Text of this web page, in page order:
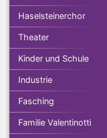
Haselsteinerchor
Theater
Kinder und Schule
Industrie
Fasching
Familie Valentinotti